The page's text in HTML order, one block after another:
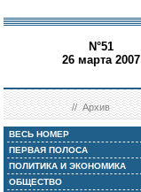
N°51
26 марта 2007
//Архив
ВЕСЬ НОМЕР
ПЕРВАЯ ПОЛОСА
ПОЛИТИКА И ЭКОНОМИКА
ОБЩЕСТВО